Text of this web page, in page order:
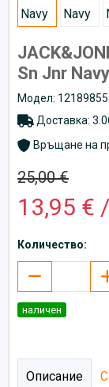
Sn Jnr Navy
Модел:
Доставка:
Връщане на
25,00 €
13,95 €
Количество:
наличен
Описание